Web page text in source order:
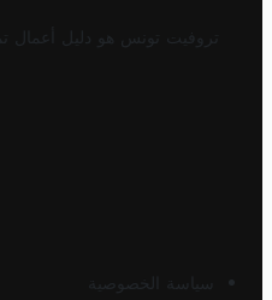
تروفيت تونس هو دليل أعمال
سياسة الخصوصية